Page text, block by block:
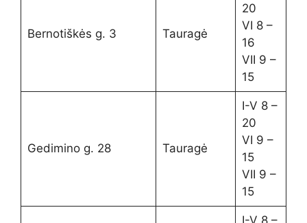
Bernotiškės g. 3 Tauragė
20
VI 8 –
16
VII 9 –
15
Gedimino g. 28 Tauragė
I-V 8 –
20
VI 9 –
15
VII 9 –
15
I-V 8 –